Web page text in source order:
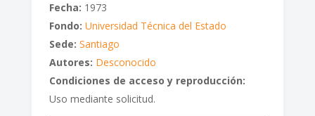
Fecha: 1973
Fondo: Universidad Técnica del Estado
Sede: Santiago
Autores: Desconocido
Condiciones de acceso y reproducción:
Uso mediante solicitud.